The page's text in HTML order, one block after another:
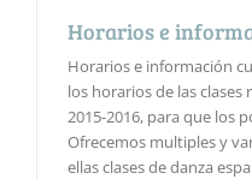
Horarios e
Horarios e información
los horarios de las
2015-2016, para que los
Ofrecemos multiples y
ellas clases de danza